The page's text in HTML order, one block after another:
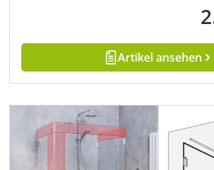
Artikel ansehen